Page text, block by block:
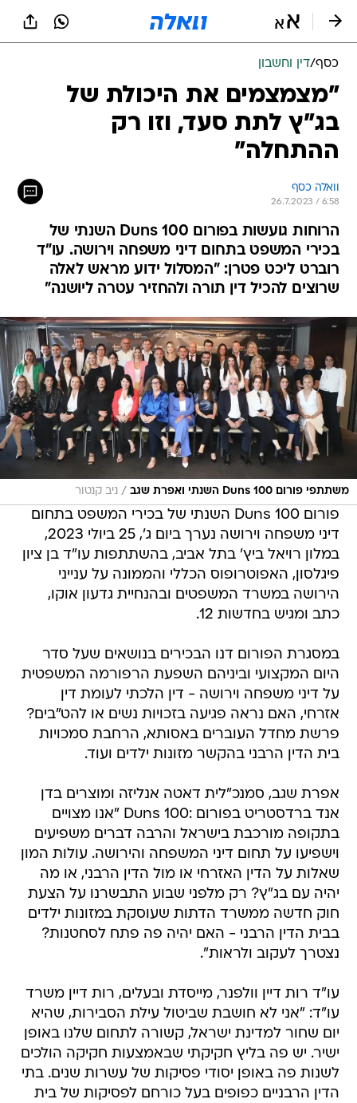
כסף/דין וחשבון
"מצמצמים את היכולת של
בג"ץ לתת סעד, וזו רק
ההתחלה"
וואלה כסף
26.7.2023 / 6:58
הרוחות גועשות בפורום Duns 100 השנתי של
בכירי המשפט בתחום דיני משפחה וירושה. עו"ד
רוברט ליכט פטרן: "המסלול ידוע מראש לאלה
שרוצים להכיל דין תורה ולהחזיר עטרה ליושנה"
משתתפי פורום Duns 100 השנתי ואפרת שגב / ניב קנטור
פורום Duns 100 השנתי של בכירי המשפט בתחום
דיני משפחה וירושה נערך ביום ג', 25 ביולי 2023,
במלון רויאל ביץ' בתל אביב, בהשתתפות עו"ד בן ציון
פיגלסון, האפוטרופוס הכללי והממונה על ענייני
הירושה במשרד המשפטים ובהנחיית גדעון אוקו,
כתב ומגיש בחדשות 12.
במסגרת הפורום דנו הבכירים בנושאים שעל סדר
היום המקצועי וביניהם השפעת הרפורמה המשפטית
על דיני משפחה וירושה - דין הלכתי לעומת דין
אזרחי, האם נראה פגיעה בזכויות נשים או להט"בים?
פרשת מחדל העוברים באסותא, הרחבת סמכויות
בית הדין הרבני בהקשר מזונות ילדים ועוד.
אפרת שגב, סמנכ"לית דאטה אנליזה ומוצרים בדן
אנד ברדסטריט בפורום :Duns 100 "אנו מצויים
בתקופה מורכבת בישראל והרבה דברים משפיעים
וישפיעו על תחום דיני המשפחה והירושה. עולות המון
שאלות על הדין האזרחי או מול הדין הרבני, או מה
יהיה עם בג"ץ? רק מלפני שבוע התבשרנו על הצעת
חוק חדשה ממשרד הדתות שעוסקת במזונות ילדים
בבית הדין הרבני - האם יהיה פה פתח לסחטנות?
נצטרך לעקוב ולראות".
עו"ד רות דיין וולפנר, מייסדת ובעלים, רות דיין משרד
עו"ד: "אני לא חושבת שביטול עילת הסבירות, שהיא
יום שחור למדינת ישראל, קשורה לתחום שלנו באופן
ישיר. יש פה בליץ חקיקתי שבאמצעות חקיקה הולכים
לשנות פה באופן יסודי פסיקות של עשרות שנים. בתי
הדין הרבניים כפופים בעל כורחם לפסיקות של בית